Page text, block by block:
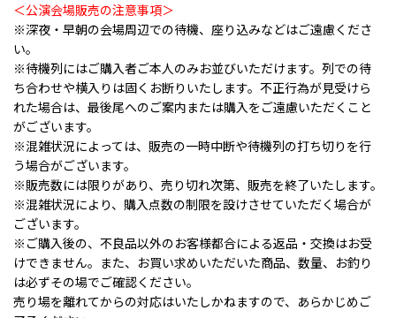
＜公演会場販売の注意事項＞
※深夜・早朝の会場周辺での待機、座り込みなどはご遠慮くださ
い。
※待機列にはご購入者ご本人のみお並びいただけます。列での待
ち合わせや横入りは固くお断りいたします。不正行為が見受けら
れた場合は、最後尾へのご案内または購入をご遠慮いただくこと
がございます。
※混雑状況によっては、販売の一時中断や待機列の打ち切りを行
う場合がございます。
※販売数には限りがあり、売り切れ次第、販売を終了いたします。
※混雑状況により、購入点数の制限を設けさせていただく場合が
ございます。
※ご購入後の、不良品以外のお客様都合による返品・交換はお受
けできません。また、お買い求めいただいた商品、数量、お釣り
は必ずその場でご確認ください。
売り場を離れてからの対応はいたしかねますので、あらかじめご